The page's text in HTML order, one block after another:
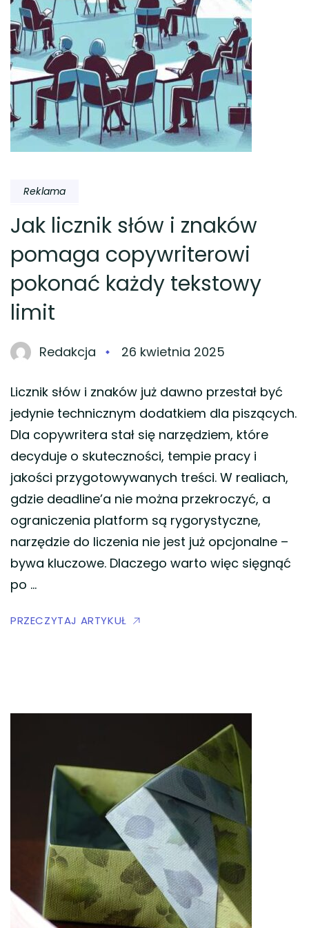
Reklama
Jak licznik słów i znaków
pomaga copywriterowi
pokonać każdy tekstowy
limit
Redakcja 26 kwietnia 2025
Licznik słów i znaków już dawno przestał być
jedynie technicznym dodatkiem dla piszących.
Dla copywritera stał się narzędziem, które
decyduje o skuteczności, tempie pracy i
jakości przygotowywanych treści. W realiach,
gdzie deadline’a nie można przekroczyć, a
ograniczenia platform są rygorystyczne,
narzędzie do liczenia nie jest już opcjonalne –
bywa kluczowe. Dlaczego warto więc sięgnąć
po …
PRZECZYTAJ ARTYKUŁ